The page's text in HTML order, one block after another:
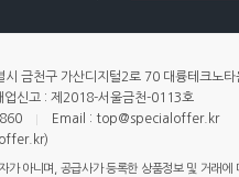
시 금천구 가산디지털2로 70 대륭테크노
업신고 : 제2018-서울금천-0113호
Email : top@specialoffer.kr
가 아니며, 공급사가 등록한 상품정보 및 거래